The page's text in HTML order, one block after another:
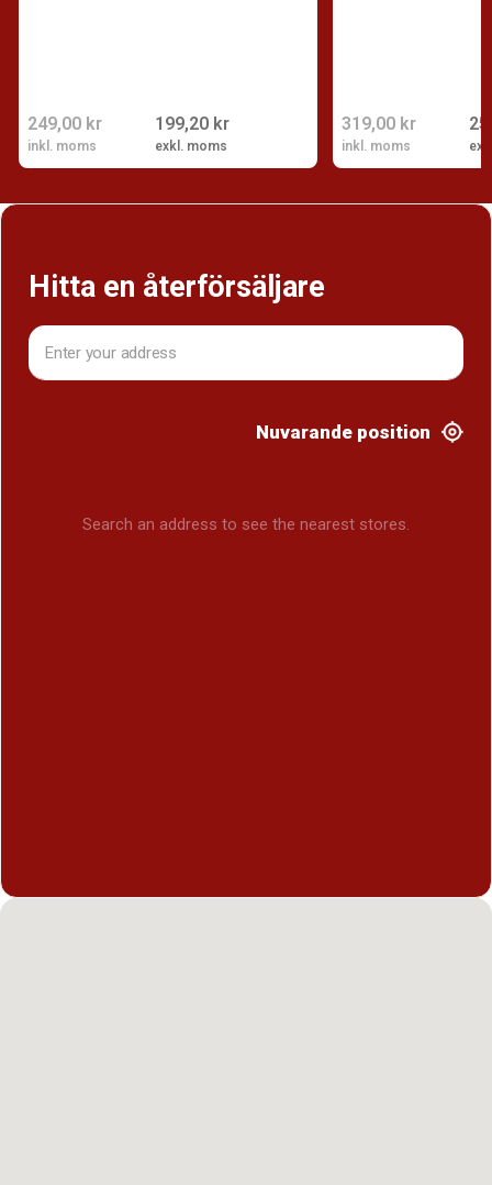
199,20 kr
exkl. moms
249,00 kr
inkl. moms
319,00 kr
inkl. moms
Hitta en återförsäljare
Nuvarande position
Search an address to see the nearest stores.